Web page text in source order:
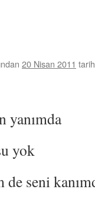
20 Nisan 2011
yanımda
yok
de seni